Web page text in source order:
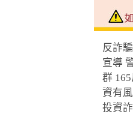
反詐騙
宣導
群 165
資有
投資